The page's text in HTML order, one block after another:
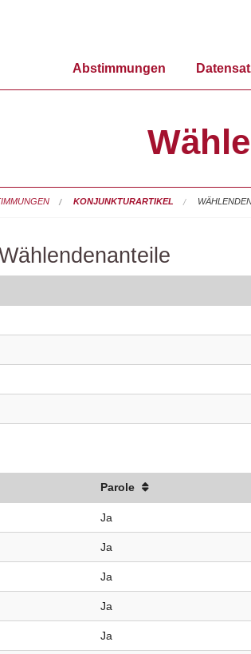
Abstimmungen
KONJUNKTURARTIKEL
Parole
Ja
Ja
Ja
Ja
Ja